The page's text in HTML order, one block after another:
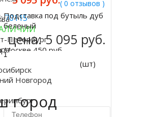
( 0 отзывов )
70115
Москве 450 руб.
Подставка под бутыль дуб
беленый
цена:5 095 руб.
(шт)
город
Петербург
Новгород